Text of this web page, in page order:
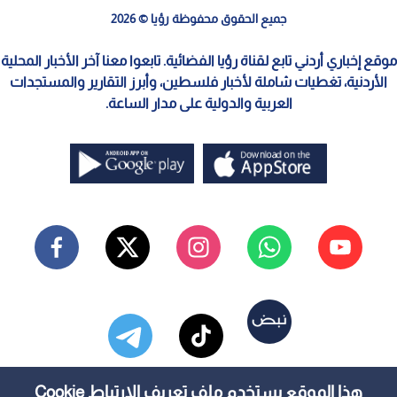
هذا الموقع يستخدم ملف تعريف الارتباط Cookie
جميع الحقوق محفوظة رؤيا © 2026
موقع إخباري أردني تابع لقناة رؤيا الفضائية. تابعوا معنا آخر الأخبار المحلية
الأردنية، تغطيات شاملة لأخبار فلسطين، وأبرز التقارير والمستجدات
العربية والدولية على مدار الساعة.